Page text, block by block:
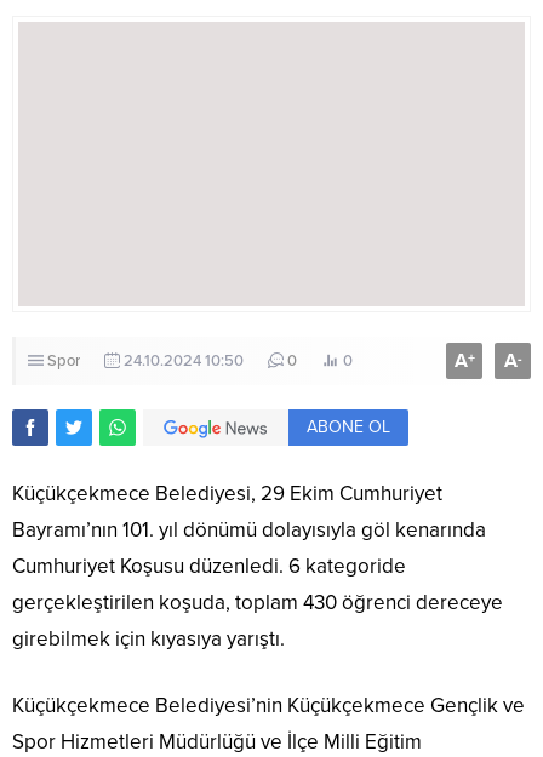
Spor 24.10.2024 10:50 0 0 A+ A-
ABONE OL
Küçükçekmece Belediyesi, 29 Ekim Cumhuriyet
Bayramı’nın 101. yıl dönümü dolayısıyla göl kenarında
Cumhuriyet Koşusu düzenledi. 6 kategoride
gerçekleştirilen koşuda, toplam 430 öğrenci dereceye
girebilmek için kıyasıya yarıştı.
Küçükçekmece Belediyesi’nin Küçükçekmece Gençlik ve
Spor Hizmetleri Müdürlüğü ve İlçe Milli Eğitim